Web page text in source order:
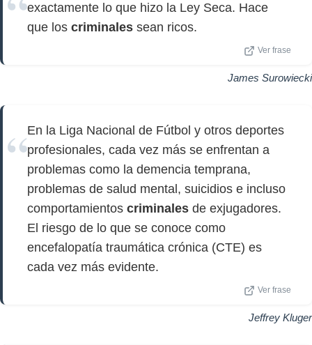
exactamente lo que hizo la Ley Seca. Hace
que los criminales sean ricos.
Ver frase
James Surowiecki
En la Liga Nacional de Fútbol y otros deportes
profesionales, cada vez más se enfrentan a
problemas como la demencia temprana,
problemas de salud mental, suicidios e incluso
comportamientos criminales de exjugadores.
El riesgo de lo que se conoce como
encefalopatía traumática crónica (CTE) es
cada vez más evidente.
Ver frase
Jeffrey Kluger